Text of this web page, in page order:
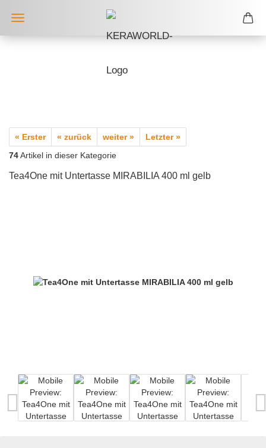
« Erster « zurück weiter »
Letzter »
74Artikel in dieser Kategorie
Tea4One mit Untertasse MIRABILIA 400 ml gelb